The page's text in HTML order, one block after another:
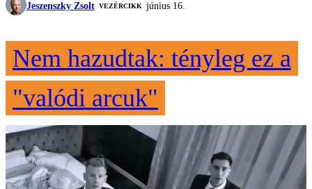
Jeszenszky Zsolt VEZÉRCIKK június 16.
Nem hazudtak: tényleg ez a
"valódi arcuk"